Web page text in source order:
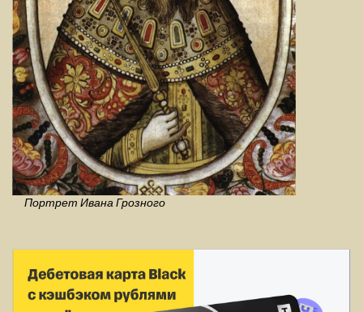
Портрет Ивана Грозного